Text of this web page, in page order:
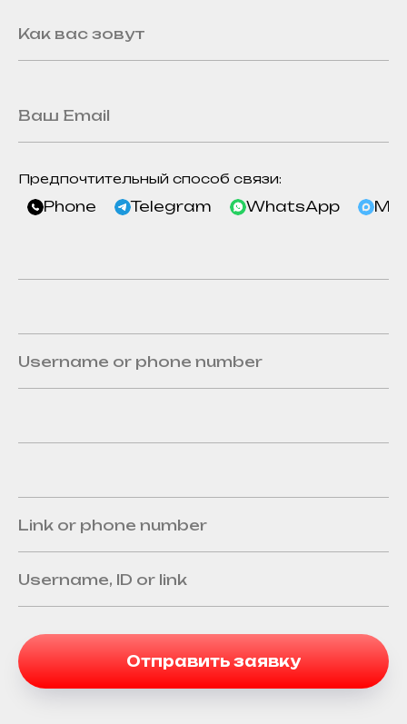
Предпочтительный способ связи:
Phone Telegram WhatsApp
Отправить заявку